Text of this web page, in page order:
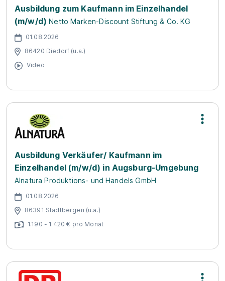
Ausbildung zum Kaufmann im Einzelhandel
(m/w/d) Netto Marken-Discount Stiftung & Co. KG
01.08.2026
86420 Diedorf (u.a.)
Video
Ausbildung Verkäufer/ Kaufmann im
Einzelhandel (m/w/d) in Augsburg-Umgebung
Alnatura Produktions- und Handels GmbH
01.08.2026
86391 Stadtbergen (u.a.)
1.190 - 1.420 € pro Monat